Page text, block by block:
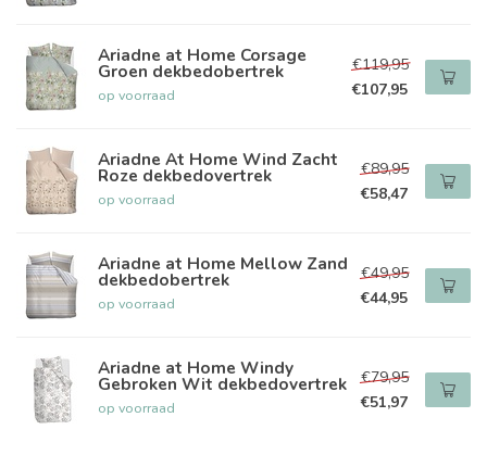
Ariadne at Home Corsage
Groen dekbedobertrek
op voorraad
€119,95
€107,95
Ariadne At Home Wind Zacht
Roze dekbedovertrek
op voorraad
€89,95
€58,47
Ariadne at Home Mellow Zand
dekbedobertrek
op voorraad
€49,95
€44,95
Ariadne at Home Windy
Gebroken Wit dekbedovertrek
op voorraad
€79,95
€51,97